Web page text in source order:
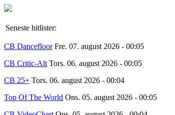
Seneste hitlister:
CB Dancefloor Fre. 07. august 2026 - 00:05
CB Critic-Alt Tors. 06. august 2026 - 00:05
CB 25+ Tors. 06. august 2026 - 00:04
Top Of The World Ons. 05. august 2026 - 00:05